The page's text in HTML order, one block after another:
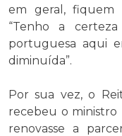
em geral, fiquem
“Tenho a
portuguesa aqui
diminuída”.
Por sua vez, o
recebeu o ministro
renovasse a